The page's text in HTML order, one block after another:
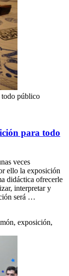
todo público
para todo
veces
ello la exposición
didáctica ofrecerle
interpretar y
será …
exposición,